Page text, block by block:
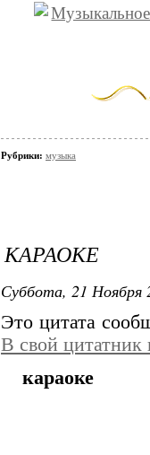
Рубрики: музыка
КАРАОКЕ
Суббота, 21 Ноября
Это цитата
В свой цитатник
караоке